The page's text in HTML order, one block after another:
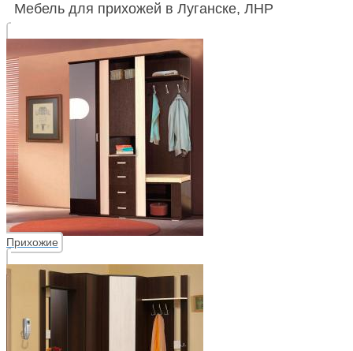
Мебель для прихожей в Луганске, ЛНР
Прихожие